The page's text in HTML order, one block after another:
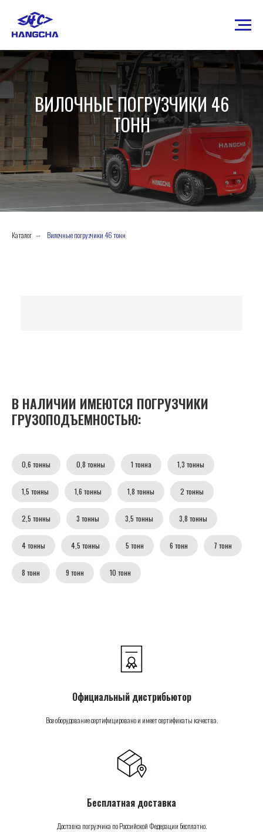
ВИЛОЧНЫЕ ПОГРУЗЧИКИ 46
ТОНН
Каталог → Вилочные погрузчики 46 тонн
В НАЛИЧИИ ИМЕЮТСЯ ПОГРУЗЧИКИ
ГРУЗОПОДЪЕМНОСТЬЮ:
0,6 тонны 0,8 тонны 1 тонна 1,3 тонны
1,5 тонны 1,6 тонны 1,8 тонны 2 тонны
2,5 тонны 3 тонны 3,5 тонны 3,8 тонны
4 тонны 4,5 тонны 5 тонн 6 тонн 7 тонн
8 тонн 9 тонн 10 тонн
Официальный дистрибьютор
Все оборудование сертифицировано и имеет сертификаты качества.
Бесплатная доставка
Доставка погрузчика по Российской Федерации бесплатно.